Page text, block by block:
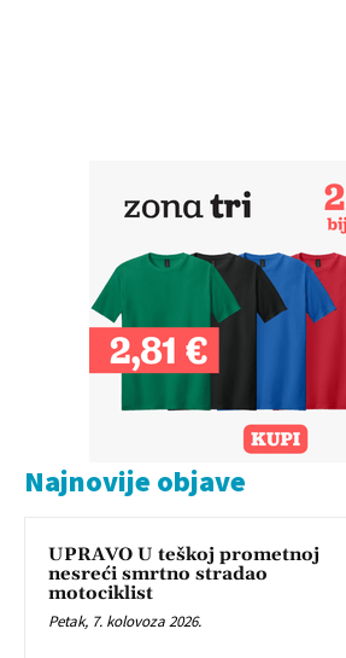
Najnovije objave
UPRAVO U teškoj prometnoj
nesreći smrtno stradao
motociklist
Petak, 7. kolovoza 2026.